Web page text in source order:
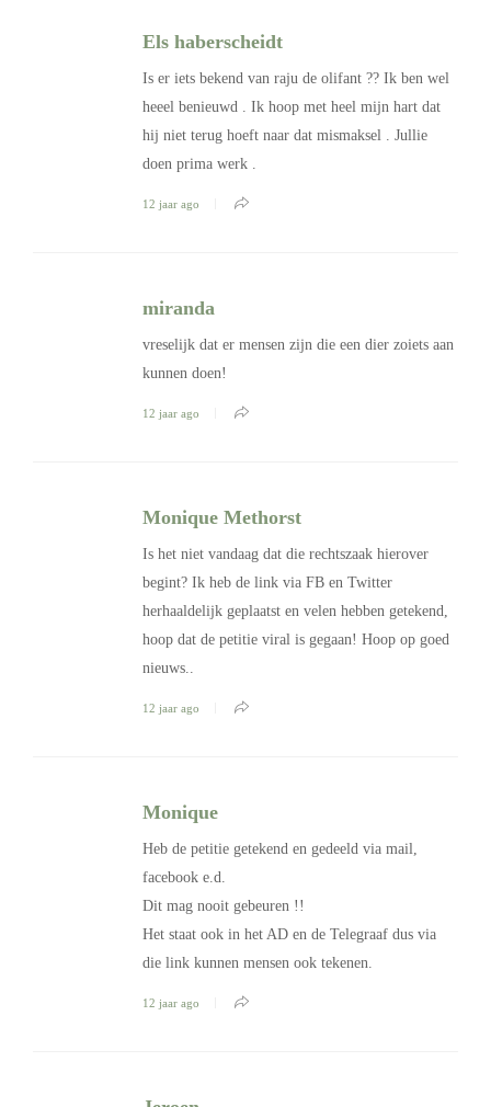
Els haberscheidt
Is er iets bekend van raju de olifant ?? Ik ben wel
heeel benieuwd . Ik hoop met heel mijn hart dat
hij niet terug hoeft naar dat mismaksel . Jullie
doen prima werk .
12 jaar ago
miranda
vreselijk dat er mensen zijn die een dier zoiets aan
kunnen doen!
12 jaar ago
Monique Methorst
Is het niet vandaag dat die rechtszaak hierover
begint? Ik heb de link via FB en Twitter
herhaaldelijk geplaatst en velen hebben getekend,
hoop dat de petitie viral is gegaan! Hoop op goed
nieuws..
12 jaar ago
Monique
Heb de petitie getekend en gedeeld via mail,
facebook e.d.
Dit mag nooit gebeuren !!
Het staat ook in het AD en de Telegraaf dus via
die link kunnen mensen ook tekenen.
12 jaar ago